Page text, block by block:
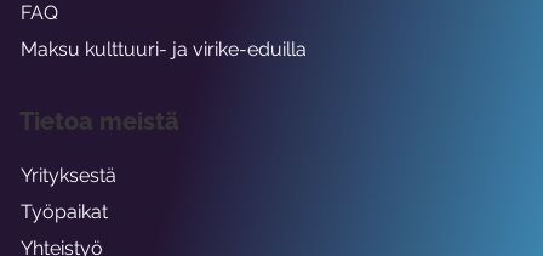
FAQ
Maksu kulttuuri- ja virike-eduilla
Tietoa meistä
Yrityksestä
Työpaikat
Yhteistyö